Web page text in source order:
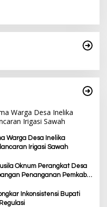
Warga Desa Inelika
Irigasi Sawah
Oknum Perangkat Desa
Penanganan Pemkab
Inkonsistensi Bupati